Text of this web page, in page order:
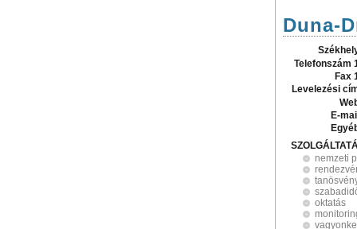
Duna-
Telefonszám
Fax
Levelezési
E-
nemzeti
oktatás